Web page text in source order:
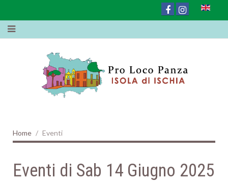
Home Eventi
Eventi di Sab 14 Giugno 2025